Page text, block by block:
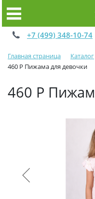
+7 (499) 348-10-74
Главная страница Каталог
460 Р Пижама для девочки
460 Р